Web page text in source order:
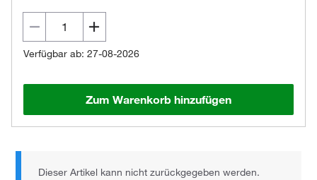
Verfügbar ab: 27-08-2026
Zum Warenkorb hinzufügen
Dieser Artikel kann nicht zurückgegeben werden.